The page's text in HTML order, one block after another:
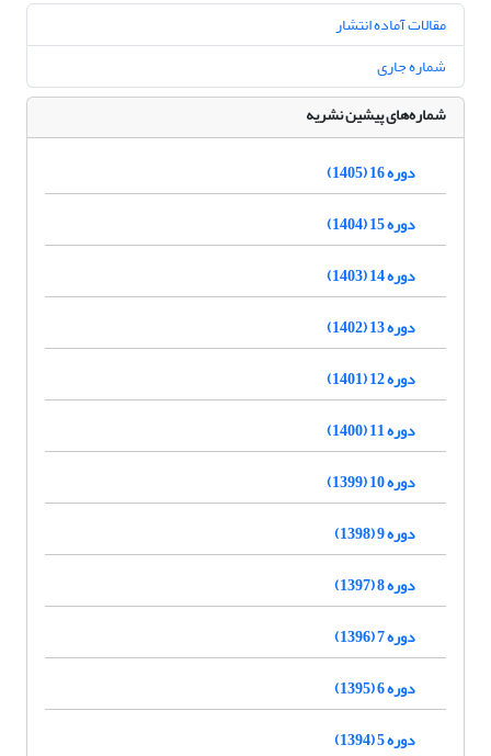
مقالات آماده انتشار
شماره جاری
شماره‌های پیشین نشریه
دوره 16 (1405)
دوره 15 (1404)
دوره 14 (1403)
دوره 13 (1402)
دوره 12 (1401)
دوره 11 (1400)
دوره 10 (1399)
دوره 9 (1398)
دوره 8 (1397)
دوره 7 (1396)
دوره 6 (1395)
دوره 5 (1394)